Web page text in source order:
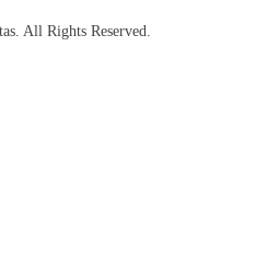
All Rights Reserved.